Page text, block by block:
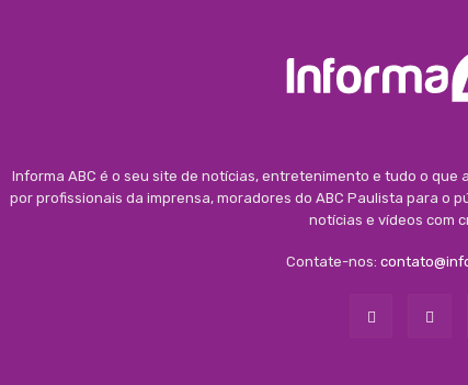
Informa ABC é o seu site de notícias, entretenimento e tudo o
por profissionais da imprensa, moradores do ABC Paulista para o
notícias e vídeos com
Contate-nos: